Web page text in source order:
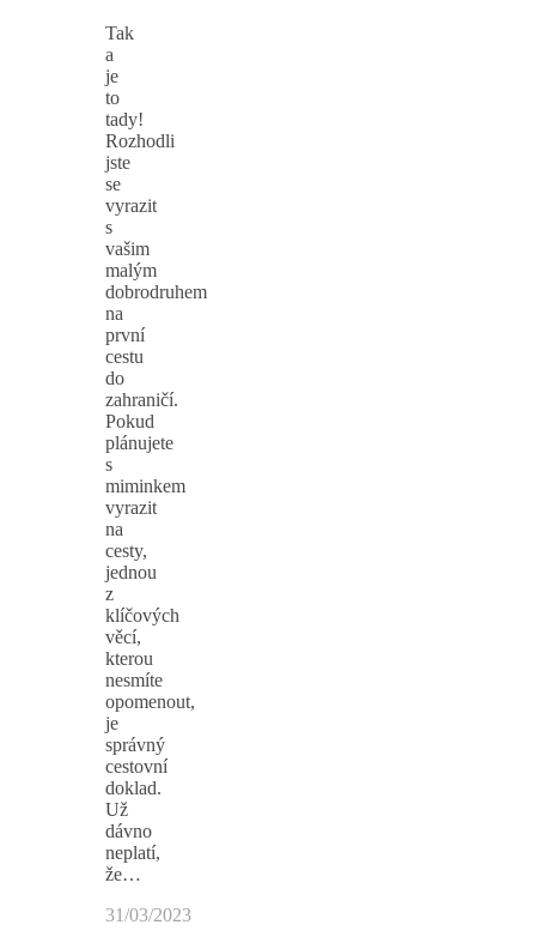
Tak
a
je
to
tady!
Rozhodli
jste
se
vyrazit
s
vašim
malým
dobrodruhem
na
první
cestu
do
zahraničí.
Pokud
plánujete
s
miminkem
vyrazit
na
cesty,
jednou
z
klíčových
věcí,
kterou
nesmíte
opomenout,
je
správný
cestovní
doklad.
Už
dávno
neplatí,
že…
31/03/2023